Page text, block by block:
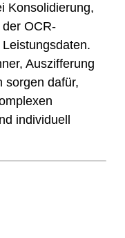
Konsolidierung,
OCR-
Auszifferung
sorgen dafür,
individuell